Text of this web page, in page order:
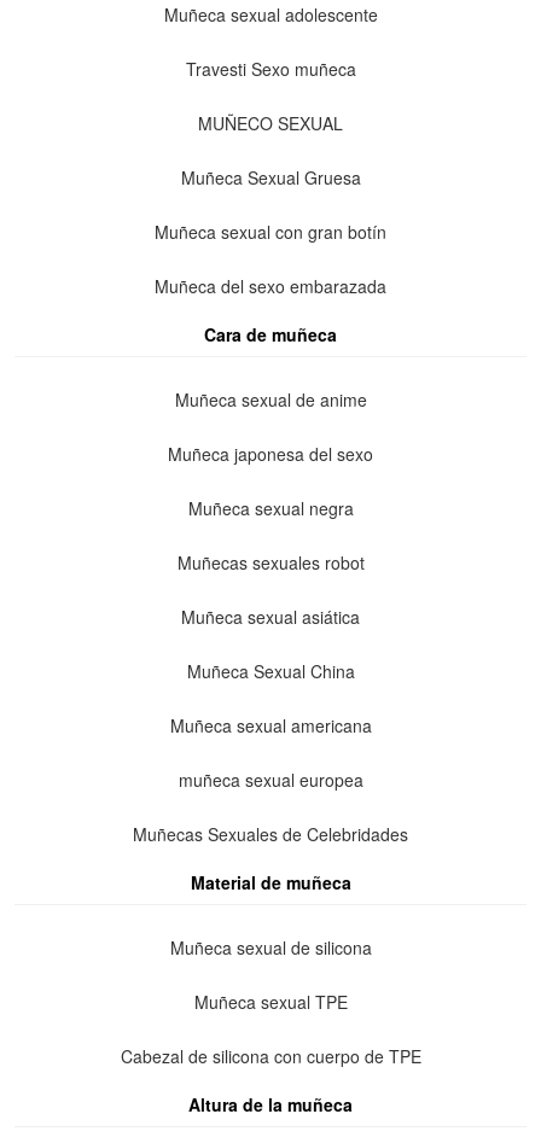
Muñeca sexual adolescente
Travesti Sexo muñeca
MUÑECO SEXUAL
Muñeca Sexual Gruesa
Muñeca sexual con gran botín
Muñeca del sexo embarazada
Cara de muñeca
Muñeca sexual de anime
Muñeca japonesa del sexo
Muñeca sexual negra
Muñecas sexuales robot
Muñeca sexual asiática
Muñeca Sexual China
Muñeca sexual americana
muñeca sexual europea
Muñecas Sexuales de Celebridades
Material de muñeca
Muñeca sexual de silicona
Muñeca sexual TPE
Cabezal de silicona con cuerpo de TPE
Altura de la muñeca